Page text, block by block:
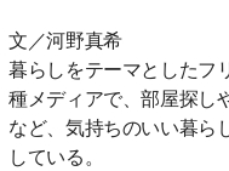
文／河野真希
暮らしをテーマとしたフ
種メディアで、部屋探し
など、気持ちのいい暮ら
している。